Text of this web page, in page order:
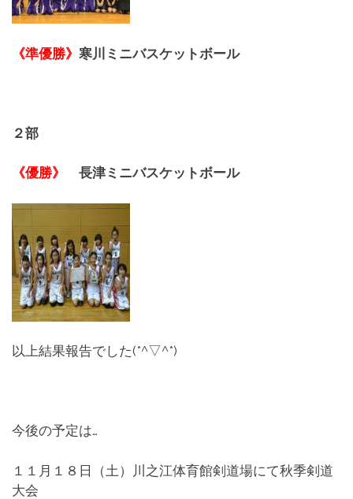
《準優勝》 寒川ミニバスケットボール
２部
《優勝》 長津ミニバスケットボール
以上結果報告でした(*^▽^*)
今後の予定は…
１１月１８日（土）川之江体育館剣道場にて秋季剣道
大会